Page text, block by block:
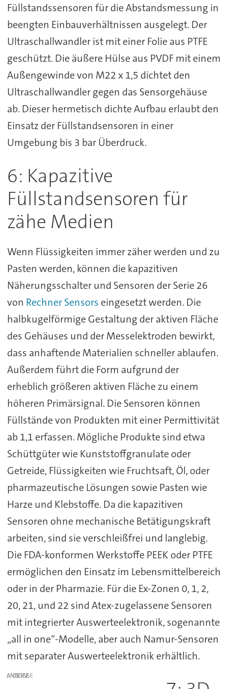
Füllstandssensoren für die Abstandsmessung in
beengten Einbauverhältnissen ausgelegt. Der
Ultraschallwandler ist mit einer Folie aus PTFE
geschützt. Die äußere Hülse aus PVDF mit einem
Außengewinde von M22 x 1,5 dichtet den
Ultraschallwandler gegen das Sensorgehäuse
ab. Dieser hermetisch dichte Aufbau erlaubt den
Einsatz der Füllstandsensoren in einer
Umgebung bis 3 bar Überdruck.
6: Kapazitive
Füllstandsensoren für
zähe Medien
Wenn Flüssigkeiten immer zäher werden und zu
Pasten werden, können die kapazitiven
Näherungsschalter und Sensoren der Serie 26
von Rechner Sensors eingesetzt werden. Die
halbkugelförmige Gestaltung der aktiven Fläche
des Gehäuses und der Messelektroden bewirkt,
dass anhaftende Materialien schneller ablaufen.
Außerdem führt die Form aufgrund der
erheblich größeren aktiven Fläche zu einem
höheren Primärsignal. Die Sensoren können
Füllstände von Produkten mit einer Permittivität
ab 1,1 erfassen. Mögliche Produkte sind etwa
Schüttgüter wie Kunststoffgranulate oder
Getreide, Flüssigkeiten wie Fruchtsaft, Öl, oder
pharmazeutische Lösungen sowie Pasten wie
Harze und Klebstoffe. Da die kapazitiven
Sensoren ohne mechanische Betätigungskraft
arbeiten, sind sie verschleißfrei und langlebig.
Die FDA-konformen Werkstoffe PEEK oder PTFE
ermöglichen den Einsatz im Lebensmittelbereich
oder in der Pharmazie. Für die Ex-Zonen 0, 1, 2,
20, 21, und 22 sind Atex-zugelassene Sensoren
mit integrierter Auswerteelektronik, sogenannte
„all in one“-Modelle, aber auch Namur-Sensoren
mit separater Auswerteelektronik erhältlich.
ANZEIGE